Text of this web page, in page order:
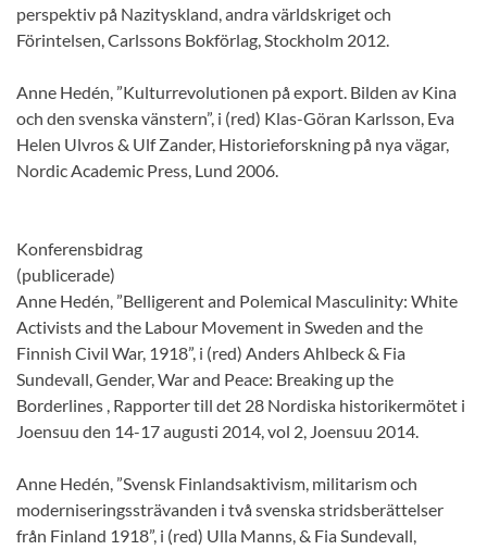
perspektiv på Nazityskland, andra världskriget och
Förintelsen, Carlssons Bokförlag, Stockholm 2012.
Anne Hedén, ”Kulturrevolutionen på export. Bilden av Kina
och den svenska vänstern”, i (red) Klas-Göran Karlsson, Eva
Helen Ulvros & Ulf Zander, Historieforskning på nya vägar,
Nordic Academic Press, Lund 2006.
Konferensbidrag
(publicerade)
Anne Hedén, ”Belligerent and Polemical Masculinity: White
Activists and the Labour Movement in Sweden and the
Finnish Civil War, 1918”, i (red) Anders Ahlbeck & Fia
Sundevall, Gender, War and Peace: Breaking up the
Borderlines , Rapporter till det 28 Nordiska historikermötet i
Joensuu den 14-17 augusti 2014, vol 2, Joensuu 2014.
Anne Hedén, ”Svensk Finlandsaktivism, militarism och
moderniseringssträvanden i två svenska stridsberättelser
från Finland 1918”, i (red) Ulla Manns, & Fia Sundevall,